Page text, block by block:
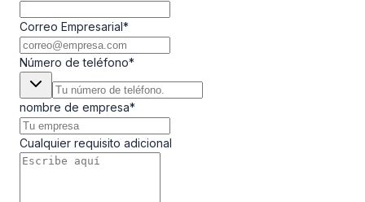
Correo Empresarial*
Número de teléfono*
nombre de empresa*
Cualquier requisito adicional